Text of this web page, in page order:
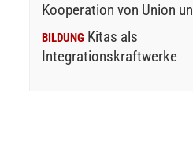
Kooperation von Union
BILDUNG Kitas als
Integrationskraftwerke